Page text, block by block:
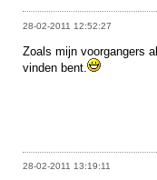
28-02-2011 12:52:27
Zoals mijn voorgangers
vinden bent.
28-02-2011 13:19:11